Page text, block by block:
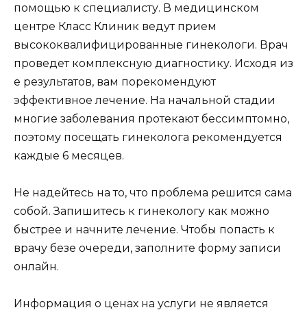
помощью к специалисту. В медицинском
центре Класс Клиник ведут прием
высококвалифицированные гинекологи. Врач
проведет комплексную диагностику. Исходя из
е результатов, вам порекомендуют
эффективное лечение. На начальной стадии
многие заболевания протекают бессимптомно,
поэтому посещать гинеколога рекомендуется
каждые 6 месяцев.
Не надейтесь на то, что проблема решится сама
собой. Запишитесь к гинекологу как можно
быстрее и начните лечение. Чтобы попасть к
врачу безе очереди, заполните форму записи
онлайн.
Информация о ценах на услуги не является